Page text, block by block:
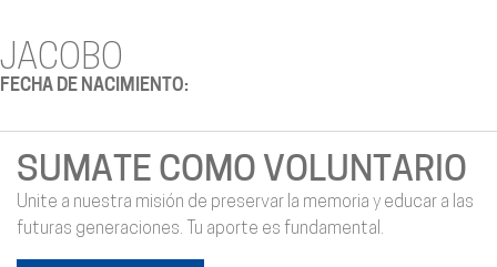
JACOBO
FECHA DE NACIMIENTO:
SUMATE COMO VOLUNTARIO
Unite a nuestra misión de preservar la memoria y educar a las
futuras generaciones. Tu aporte es fundamental.